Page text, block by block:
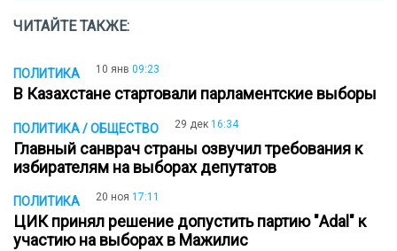
ЧИТАЙТЕ ТАКЖЕ:
ПОЛИТИКА 10 янв 09:23
В Казахстане стартовали парламентские выборы
ПОЛИТИКА / ОБЩЕСТВО 29 дек 16:34
Главный санврач страны озвучил требования к
избирателям на выборах депутатов
ПОЛИТИКА 20 ноя 17:11
ЦИК принял решение допустить партию "Adal" к
участию на выборах в Мажилис